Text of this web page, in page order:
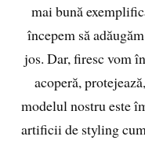
mai bună
începem să
jos. Dar, firesc vom
acoperă,
modelul nostru este
artificii de styling